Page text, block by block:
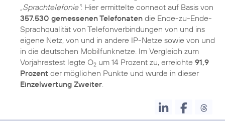
„Sprachtelefonie“: Hier ermittelte connect auf Basis von
357.530 gemessenen Telefonaten die Ende-zu-Ende-
Sprachqualität von Telefonverbindungen von und ins
eigene Netz, von und in andere IP-Netze sowie von und
in die deutschen Mobilfunknetze. Im Vergleich zum
Vorjahrestest legte O2 um 14 Prozent zu, erreichte 91,9
Prozent der möglichen Punkte und wurde in dieser
Einzelwertung Zweiter.